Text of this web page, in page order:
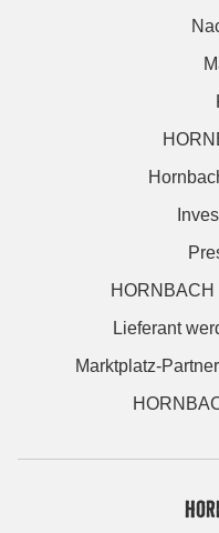
Lieferant
Marktplatz-